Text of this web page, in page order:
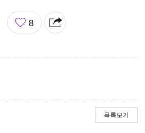
좋
아
8
목록보기